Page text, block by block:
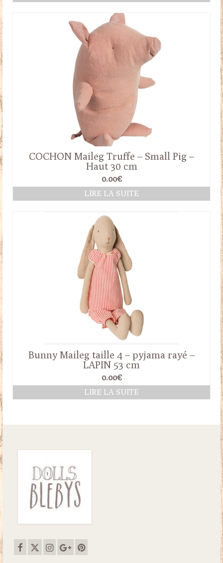
COCHON Maileg Truffe – Small Pig –
Haut 30 cm
0.00€
LIRE LA SUITE
Bunny Maileg taille 4 – pyjama rayé –
LAPIN 53 cm
0.00€
LIRE LA SUITE